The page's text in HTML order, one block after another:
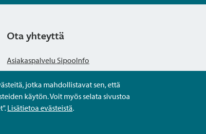
jotka mahdollistavat sen, että
käytön. Voit myös selata sivustoa
Lisätietoa evästeistä.
Ota yhteyttä
Asiakaspalvelu SipooInfo
Anna palautetta nimettömästi
Kysy tai asioi